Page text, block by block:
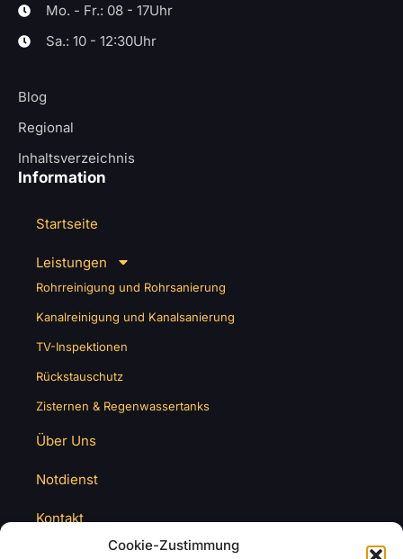
Cookie-Zustimmung
Mo. - Fr.: 08 - 17Uhr
Sa.: 10 - 12:30Uhr
Blog
Regional
Inhaltsverzeichnis
Information
Startseite
Leistungen
Rohrreinigung und Rohrsanierung
Kanalreinigung und Kanalsanierung
TV-Inspektionen
Rückstauschutz
Zisternen & Regenwassertanks
Über Uns
Notdienst
Kontakt